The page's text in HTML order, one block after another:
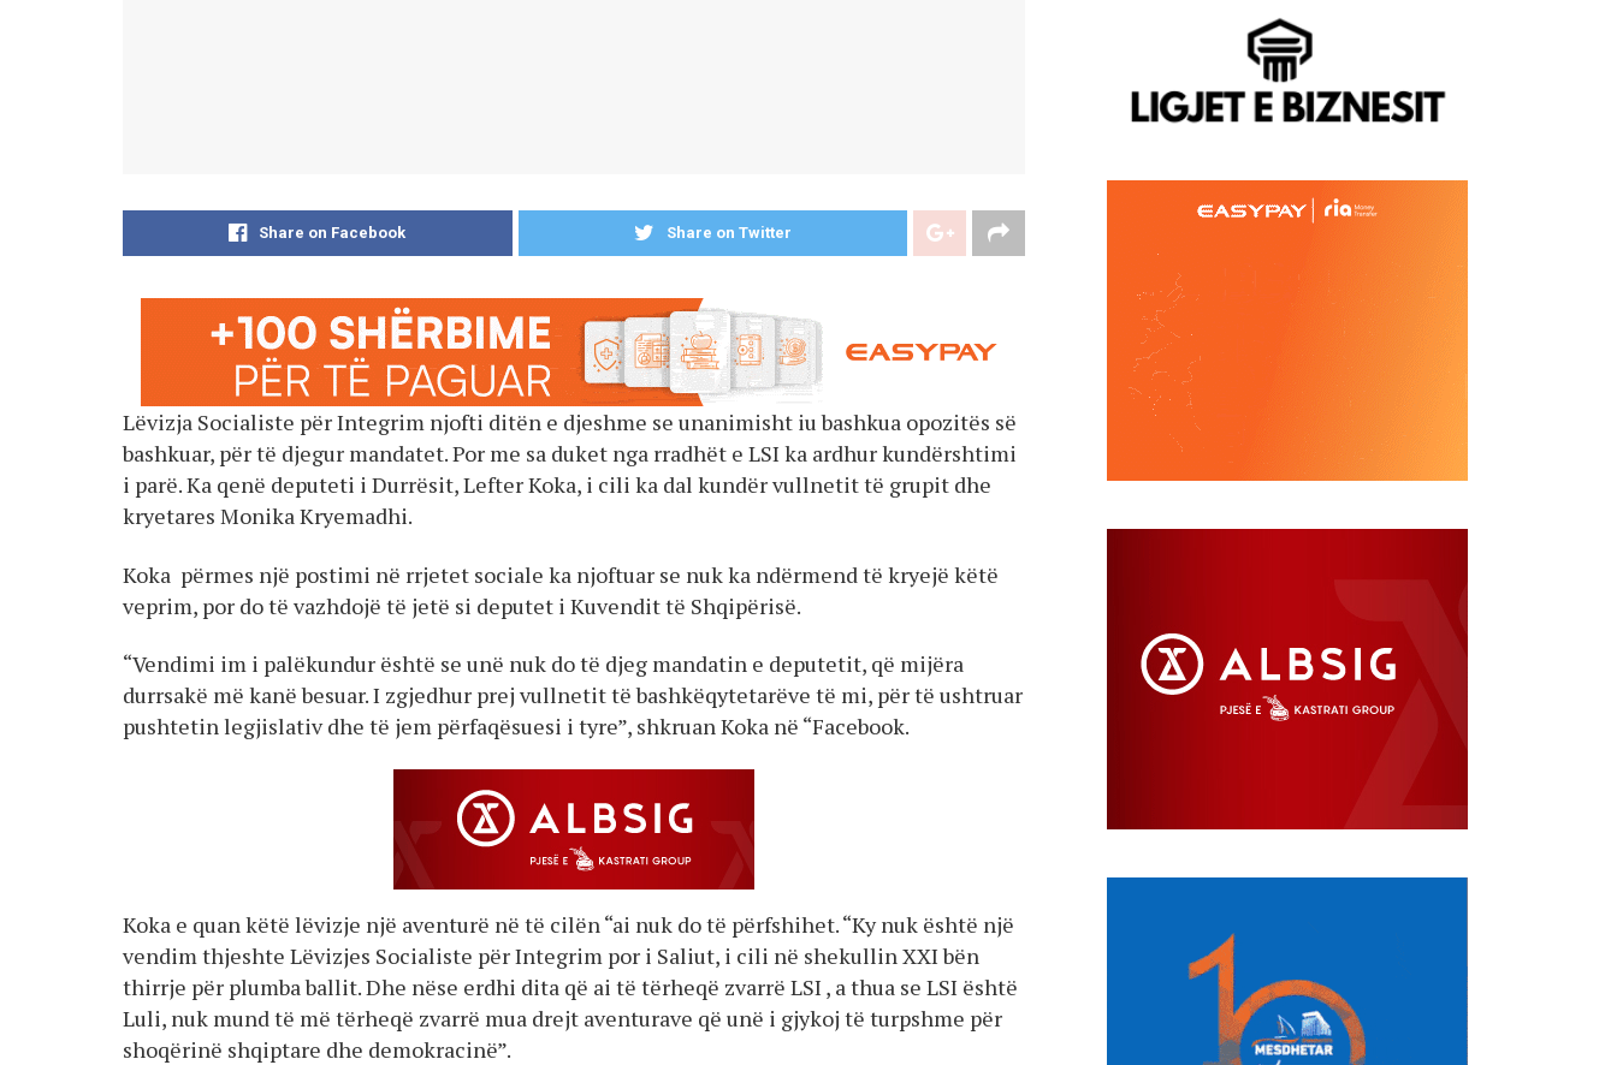
Share on Facebook Share on Twitter
Lëvizja Socialiste për Integrim njofti ditën e djeshme se unanimisht iu bashkua opozitës së
bashkuar, për të djegur mandatet. Por me sa duket nga rradhët e LSI ka ardhur kundërshtimi
i parë. Ka qenë deputeti i Durrësit, Lefter Koka, i cili ka dal kundër vullnetit të grupit dhe
kryetares Monika Kryemadhi.
Koka përmes një postimi në rrjetet sociale ka njoftuar se nuk ka ndërmend të kryejë këtë
veprim, por do të vazhdojë të jetë si deputet i Kuvendit të Shqipërisë.
“Vendimi im i palëkundur është se unë nuk do të djeg mandatin e deputetit, që mijëra
durrsakë më kanë besuar. I zgjedhur prej vullnetit të bashkëqytetarëve të mi, për të ushtruar
pushtetin legjislativ dhe të jem përfaqësuesi i tyre”, shkruan Koka në “Facebook.
Koka e quan këtë lëvizje një aventurë në të cilën “ai nuk do të përfshihet. “Ky nuk është një
vendim thjeshte Lëvizjes Socialiste për Integrim por i Saliut, i cili në shekullin XXI bën
thirrje për plumba ballit. Dhe nëse erdhi dita që ai të tërheqë zvarrë LSI , a thua se LSI është
Luli, nuk mund të më tërheqë zvarrë mua drejt aventurave që unë i gjykoj të turpshme për
shoqërinë shqiptare dhe demokracinë”.